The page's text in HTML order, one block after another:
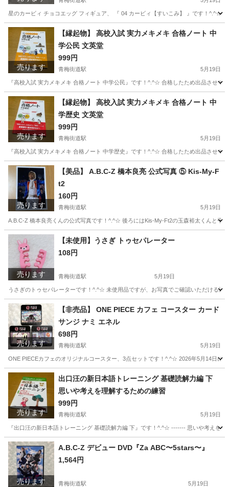
星のカービィ チョコエッグ フィギュア、 『 04 カービィ【すいこみ】 』です！^.^☆
東京 小平市 青梅街道駅 フィギュア 星のカービィ
売ります
【縁起物】 高校入試 実力メキメキ 合格ノート 中
学公民 文英堂
999円
青梅街道駅 5月19日
『高校入試 実力メキメキ 合格ノート 中学公民』です！^.^☆ 合格したため出品させ
東京 小平市 青梅街道駅 参考書 文英堂
売ります
【縁起物】 高校入試 実力メキメキ 合格ノート 中
学歴史 文英堂
999円
青梅街道駅 5月19日
『高校入試 実力メキメキ 合格ノート 中学歴史』です！^.^☆ 合格したため出品させ
東京 小平市 青梅街道駅 参考書 文英堂
売ります
【美品】 A.B.C-Z 橋本良亮 公式写真 ⑤ Kis-My-F
t2
160円
青梅街道駅 5月19日
A.B.C-Z 橋本良亮くんの公式写真です！^.^☆ 後ろにはKis-My-Ft2の玉森裕太くんと千
東京 小平市 青梅街道駅 おもちゃ ABCZ
売ります
【未使用】うさぎ トゥセパレーター
108円
青梅街道駅 5月19日
うさぎのトゥセパレーターです！^.^☆ 未使用品ですが、お写真でご確認いただける
東京 小平市 青梅街道駅 うさぎ
売ります
【非売品】 ONE PIECE カフェ コースター カード
サンジ ナミ エネル
698円
青梅街道駅 5月19日
ONE PIECEカフェのオリジナルコースター、3点セットです！^.^☆ 2026年5月14日に
東京 小平市 青梅街道駅 その他 コースター
売ります
出口汪の新日本語トレーニング 基礎読解力編 下
思いや考えを理解するための練習
999円
青梅街道駅 5月19日
『出口汪の新日本語トレーニング 基礎読解力編 下』です！^.^☆ ------- 思いや考えを
東京 小平市 英才教育
売ります
A.B.C-Z デビュー DVD『Za ABC〜5stars〜』
1,564円
青梅街道駅 5月19日